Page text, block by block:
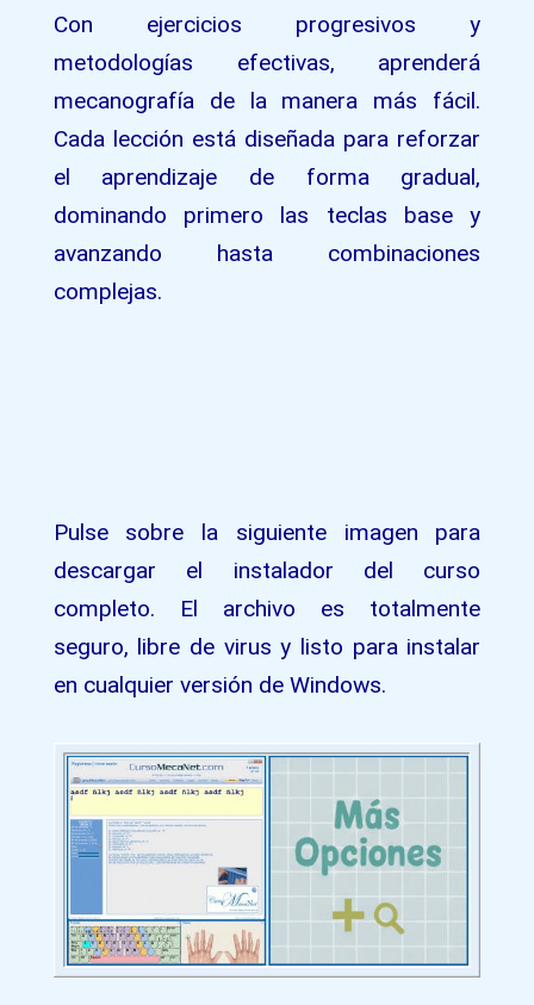
Con ejercicios progresivos y
metodologías efectivas, aprenderá
mecanografía de la manera más fácil.
Cada lección está diseñada para reforzar
el aprendizaje de forma gradual,
dominando primero las teclas base y
avanzando hasta combinaciones
complejas.
Pulse sobre la siguiente imagen para
descargar el instalador del curso
completo. El archivo es totalmente
seguro, libre de virus y listo para instalar
en cualquier versión de Windows.